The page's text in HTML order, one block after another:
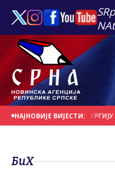
НАЈНОВИЈЕ ВИЈЕСТИ:
СЛУЖИ ЛИТУРГИЈУ У
БиХ